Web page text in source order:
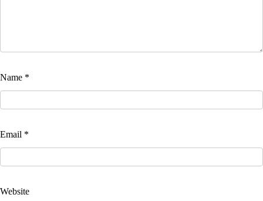
Name *
Email *
Website